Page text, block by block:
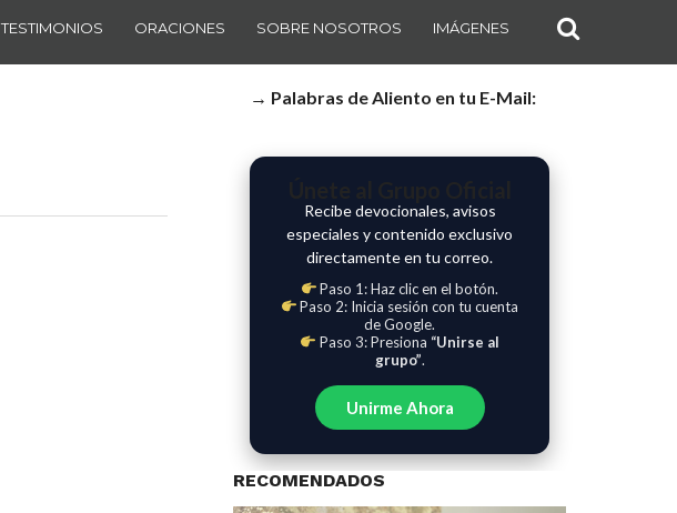
TESTIMONIOS ORACIONES SOBRE NOSOTROS IMÁGENES
→ Palabras de Aliento en tu E-Mail:
Recibe devocionales, avisos
especiales y contenido exclusivo
directamente en tu correo.
Paso 1: Haz clic en el botón.
Paso 2: Inicia sesión con tu cuenta
de Google.
Paso 3: Presiona “Unirse al
grupo”.
Unirme Ahora
RECOMENDADOS